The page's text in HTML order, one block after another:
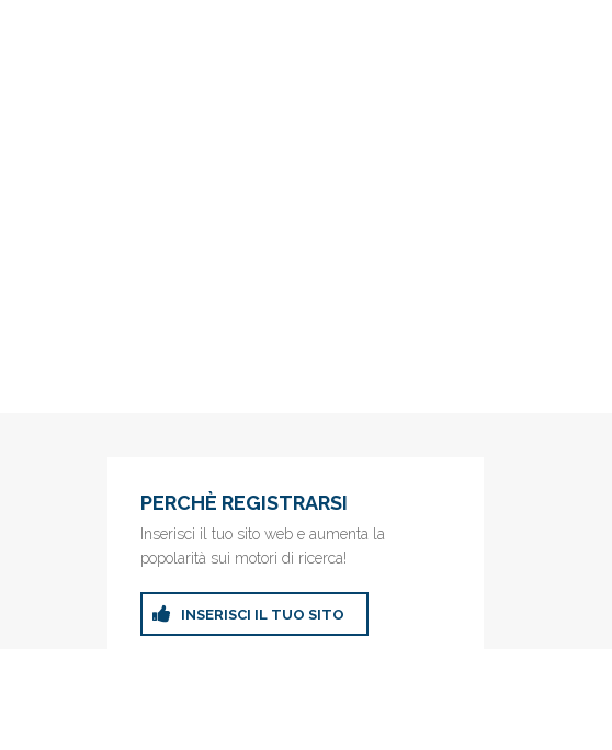
PERCHÈ REGISTRARSI
Inserisci il tuo sito web e aumenta la
popolarità sui motori di ricerca!
INSERISCI IL TUO SITO